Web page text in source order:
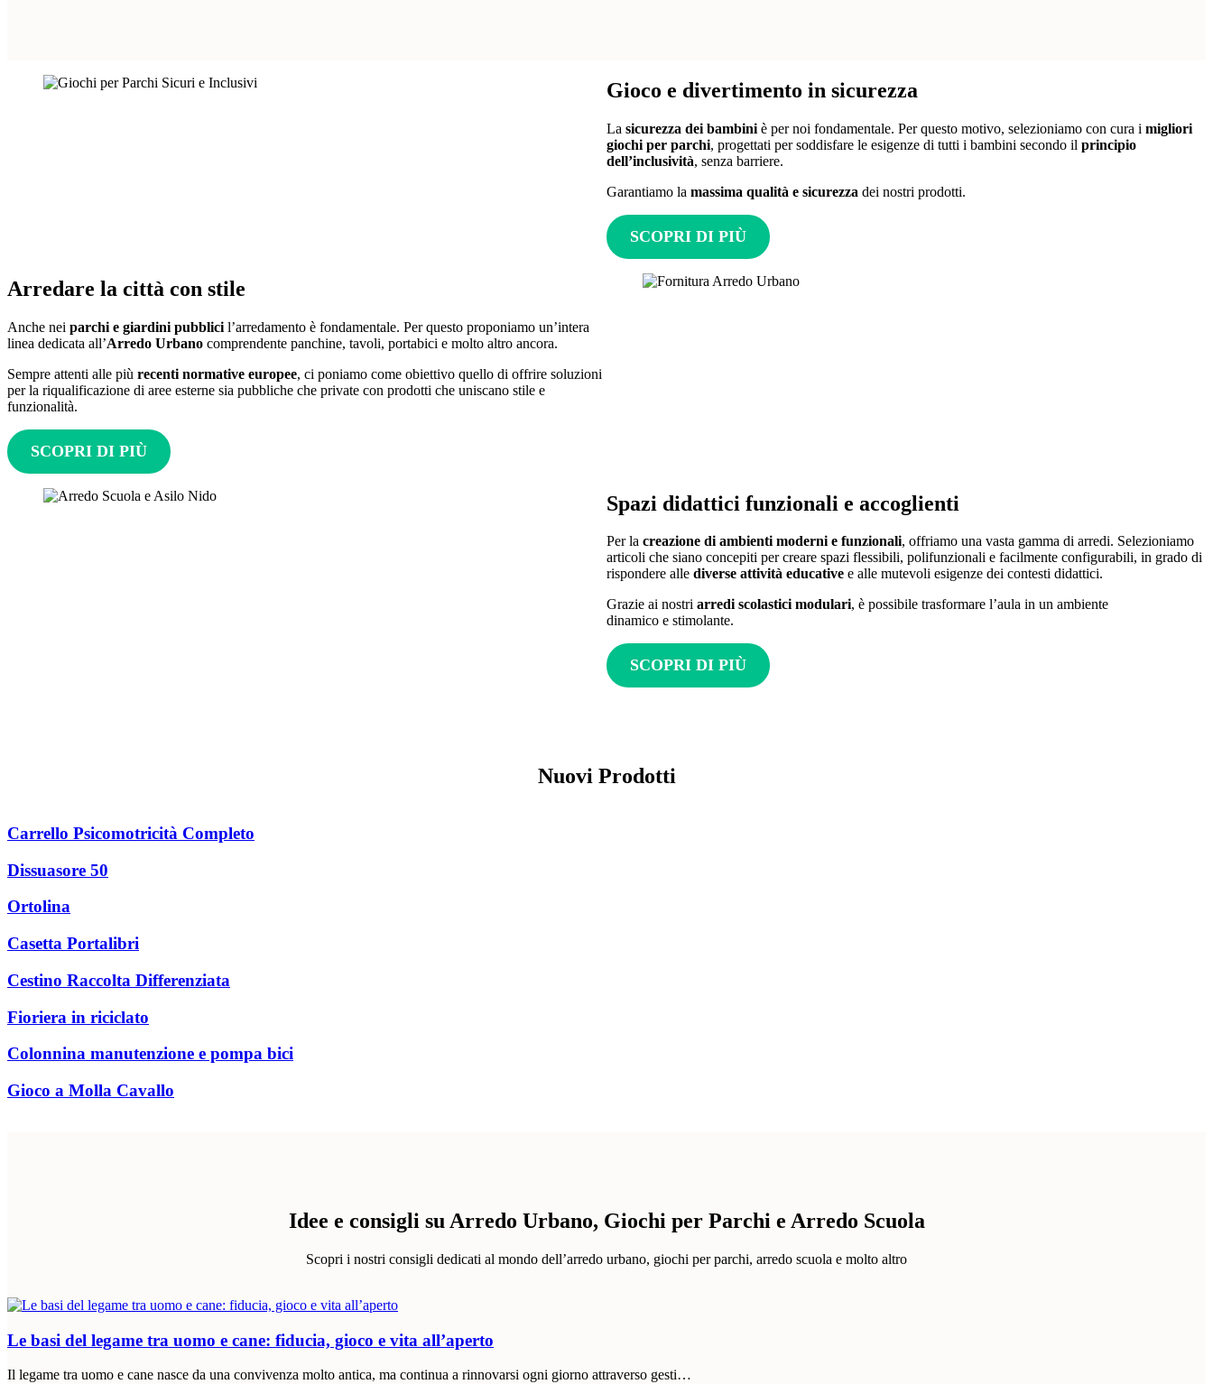
Gioco e divertimento in sicurezza
La sicurezza dei bambini è per noi fondamentale. Per questo motivo, selezioniamo con cura i migliori
giochi per parchi, progettati per soddisfare le esigenze di tutti i bambini secondo il principio
dell’inclusività, senza barriere.
Garantiamo la massima qualità e sicurezza dei nostri prodotti.
SCOPRI DI PIÙ
Arredare la città con stile
Anche nei parchi e giardini pubblici l’arredamento è fondamentale. Per questo proponiamo un’intera
linea dedicata all’Arredo Urbano comprendente panchine, tavoli, portabici e molto altro ancora.
Sempre attenti alle più recenti normative europee, ci poniamo come obiettivo quello di offrire soluzioni
per la riqualificazione di aree esterne sia pubbliche che private con prodotti che uniscano stile e
funzionalità.
SCOPRI DI PIÙ
Spazi didattici funzionali e accoglienti
Per la creazione di ambienti moderni e funzionali, offriamo una vasta gamma di arredi. Selezioniamo
articoli che siano concepiti per creare spazi flessibili, polifunzionali e facilmente configurabili, in grado di
rispondere alle diverse attività educative e alle mutevoli esigenze dei contesti didattici.
Grazie ai nostri arredi scolastici modulari, è possibile trasformare l’aula in un ambiente
dinamico e stimolante.
SCOPRI DI PIÙ
Nuovi Prodotti
Carrello Psicomotricità Completo
Dissuasore 50
Ortolina
Casetta Portalibri
Cestino Raccolta Differenziata
Fioriera in riciclato
Colonnina manutenzione e pompa bici
Gioco a Molla Cavallo
Idee e consigli su Arredo Urbano, Giochi per Parchi e Arredo Scuola
Scopri i nostri consigli dedicati al mondo dell’arredo urbano, giochi per parchi, arredo scuola e molto altro
Le basi del legame tra uomo e cane: fiducia, gioco e vita all’aperto
Il legame tra uomo e cane nasce da una convivenza molto antica, ma continua a rinnovarsi ogni giorno attraverso gesti…